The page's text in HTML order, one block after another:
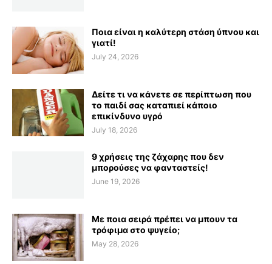
Ποια είναι η καλύτερη στάση ύπνου και
γιατί!
July 24, 2026
Δείτε τι να κάνετε σε περίπτωση που
το παιδί σας καταπιεί κάποιο
επικίνδυνο υγρό
July 18, 2026
9 χρήσεις της ζάχαρης που δεν
μπορούσες να φανταστείς!
June 19, 2026
Με ποια σειρά πρέπει να μπουν τα
τρόφιμα στο ψυγείο;
May 28, 2026